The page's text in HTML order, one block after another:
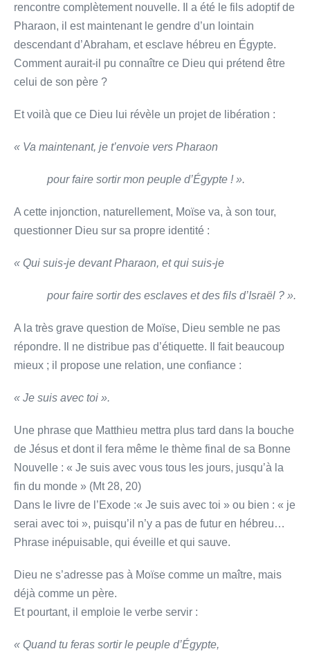
rencontre complètement nouvelle. Il a été le fils adoptif de
Pharaon, il est maintenant le gendre d’un lointain
descendant d’Abraham, et esclave hébreu en Égypte.
Comment aurait-il pu connaître ce Dieu qui prétend être
celui de son père ?
Et voilà que ce Dieu lui révèle un projet de libération :
« Va maintenant, je t’envoie vers Pharaon
pour faire sortir mon peuple d’Égypte ! ».
A cette injonction, naturellement, Moïse va, à son tour,
questionner Dieu sur sa propre identité :
« Qui suis-je devant Pharaon, et qui suis-je
pour faire sortir des esclaves et des fils d’Israël ? ».
A la très grave question de Moïse, Dieu semble ne pas
répondre. Il ne distribue pas d’étiquette. Il fait beaucoup
mieux ; il propose une relation, une confiance :
« Je suis avec toi ».
Une phrase que Matthieu mettra plus tard dans la bouche
de Jésus et dont il fera même le thème final de sa Bonne
Nouvelle : « Je suis avec vous tous les jours, jusqu’à la
fin du monde » (Mt 28, 20)
Dans le livre de l’Exode :« Je suis avec toi » ou bien : « je
serai avec toi », puisqu’il n’y a pas de futur en hébreu…
Phrase inépuisable, qui éveille et qui sauve.
Dieu ne s’adresse pas à Moïse comme un maître, mais
déjà comme un père.
Et pourtant, il emploie le verbe servir :
« Quand tu feras sortir le peuple d’Égypte,